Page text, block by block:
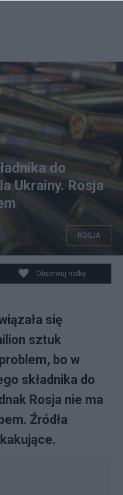
do
Ukrainy. Rosja
ROSJA
Obserwuj notkę
się
sztuk
bo w
składnika do
Rosja nie ma
Źródła